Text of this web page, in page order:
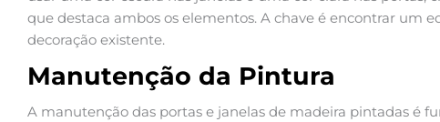
que destaca ambos os elementos. A chave é encontrar um
decoração existente.
Manutenção da Pintura
A manutenção das portas e janelas de madeira pintadas é